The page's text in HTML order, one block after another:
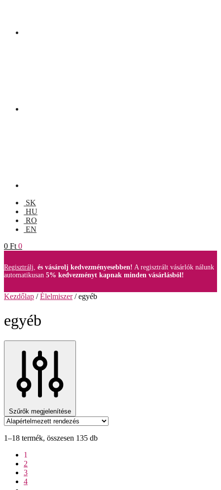
SK
HU
RO
EN
0 Ft 0
Regisztrálj, és vásárolj kedvezményesebben! A regisztrált vásárlók nálunk
automatikusan 5% kedvezményt kapnak minden vásárlásból!
Kezdőlap /Élelmiszer/egyéb
egyéb
Szűrők megjelenítése
1–18 termék, összesen 135 db
1
2
3
4